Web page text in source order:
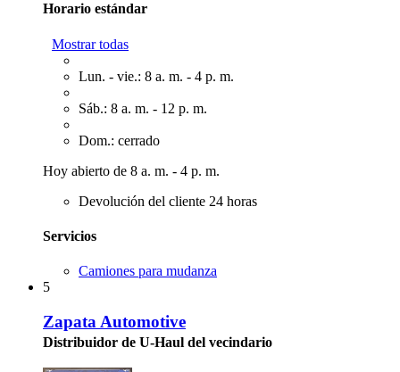
Horario estándar
Mostrar todas
Lun. - vie.: 8 a. m. - 4 p. m.
Sáb.: 8 a. m. - 12 p. m.
Dom.: cerrado
Hoy abierto de 8 a. m. - 4 p. m.
Devolución del cliente 24 horas
Servicios
Camiones para mudanza
5
Zapata Automotive
Distribuidor de U-Haul del vecindario